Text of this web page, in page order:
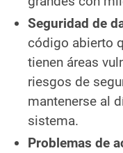
Seguridad de
código abierto
tienen áreas
riesgos de
mantenerse al
sistema.
Problemas de